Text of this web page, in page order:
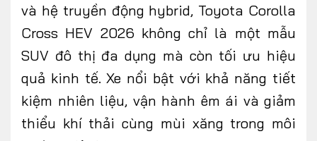
và hệ truyền động hybrid, Toyota Corolla
Cross HEV 2026 không chỉ là một mẫu
SUV đô thị đa dụng mà còn tối ưu hiệu
quả kinh tế. Xe nổi bật với khả năng tiết
kiệm nhiên liệu, vận hành êm ái và giảm
thiểu khí thải cùng mùi xăng trong môi